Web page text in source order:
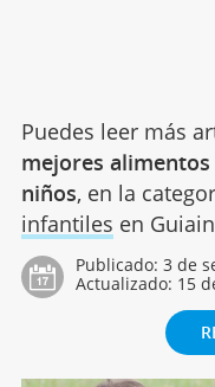
Puedes leer más
mejores
niños, en la
infantiles en
Publicado: 3 de
Actualizado: 15